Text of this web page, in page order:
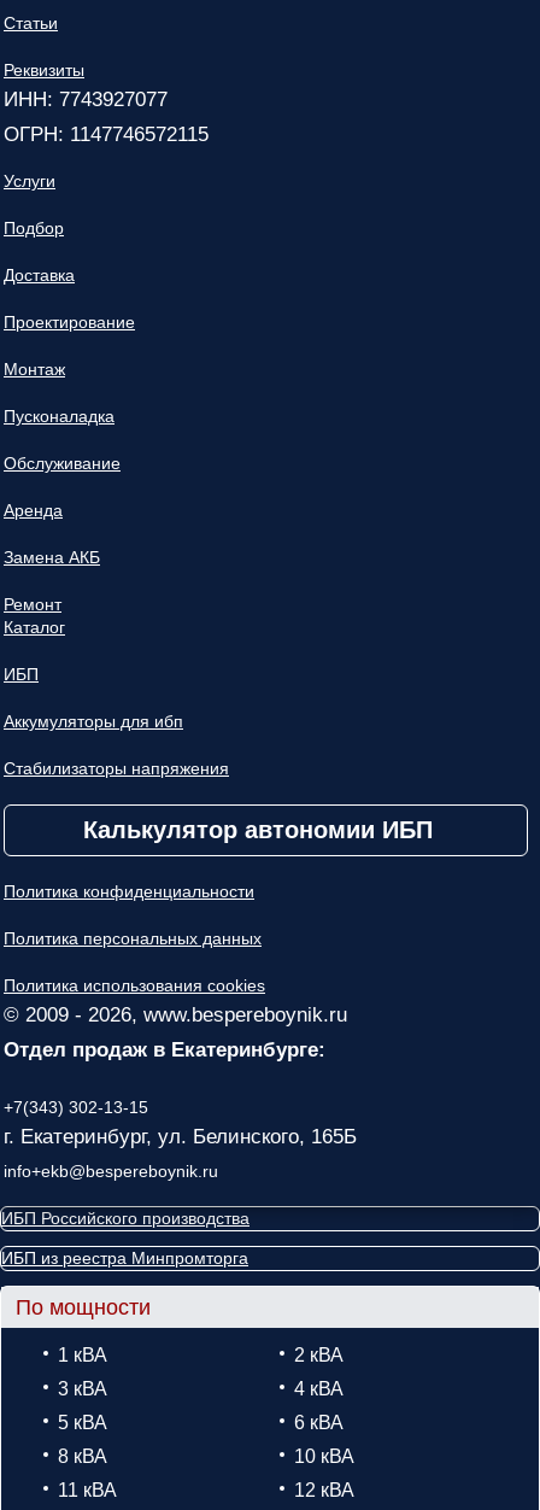
Статьи
Реквизиты
ИНН: 7743927077
ОГРН: 1147746572115
Услуги
Подбор
Доставка
Проектирование
Монтаж
Пусконаладка
Обслуживание
Аренда
Замена АКБ
Ремонт
Каталог
ИБП
Аккумуляторы для ибп
Стабилизаторы напряжения
Калькулятор автономии ИБП
Политика конфиденциальности
Политика персональных данных
Политика использования cookies
© 2009 - 2026, www.bespereboynik.ru
Отдел продаж в Екатеринбурге:
+7(343) 302-13-15
г. Екатеринбург, ул. Белинского, 165Б
info+ekb@bespereboynik.ru
ИБП Российского производства
ИБП из реестра Минпромторга
По мощности
1 кВА
2 кВА
3 кВА
4 кВА
5 кВА
6 кВА
8 кВА
10 кВА
11 кВА
12 кВА